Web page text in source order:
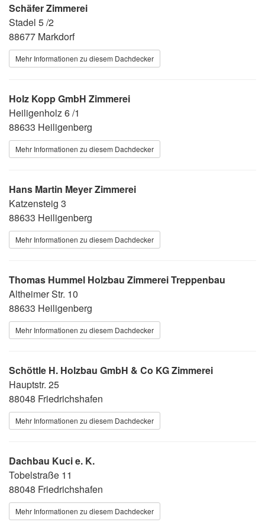
Schäfer Zimmerei
Stadel 5 /2
88677 Markdorf
Mehr Informationen zu diesem Dachdecker
Holz Kopp GmbH Zimmerei
Heiligenholz 6 /1
88633 Heiligenberg
Mehr Informationen zu diesem Dachdecker
Hans Martin Meyer Zimmerei
Katzensteig 3
88633 Heiligenberg
Mehr Informationen zu diesem Dachdecker
Thomas Hummel Holzbau Zimmerei Treppenbau
Altheimer Str. 10
88633 Heiligenberg
Mehr Informationen zu diesem Dachdecker
Schöttle H. Holzbau GmbH & Co KG Zimmerei
Hauptstr. 25
88048 Friedrichshafen
Mehr Informationen zu diesem Dachdecker
Dachbau Kuci e. K.
Tobelstraße 11
88048 Friedrichshafen
Mehr Informationen zu diesem Dachdecker